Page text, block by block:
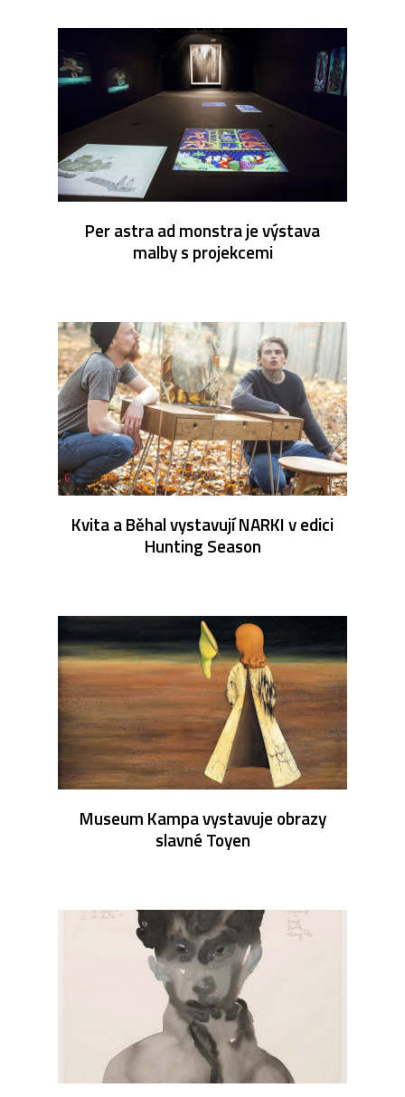
Per astra ad monstra je výstava
malby s projekcemi
Kvita a Běhal vystavují NARKI v edici
Hunting Season
Museum Kampa vystavuje obrazy
slavné Toyen